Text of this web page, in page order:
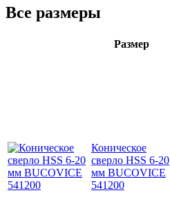
Все размеры
Размер
Коническое
сверло HSS 6-20
мм BUCOVICE
541200